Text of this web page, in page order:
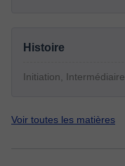
Histoire
Initiation, Intermédiaire
Voir toutes les matières